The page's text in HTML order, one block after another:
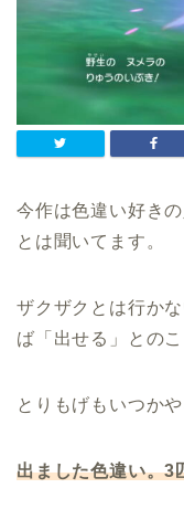
今作は色違い好き
とは聞いてます。
ザクザクとは行か
ば「出せる」とのこ
とりもげもいつか
出ました色違い。3